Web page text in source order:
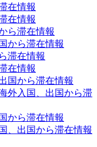
在情報
在情報
ら滞在情報
から滞在情報
滞在情報
在情報
国から滞在情報
外入国、出国から滞
から滞在情報
、出国から滞在情報